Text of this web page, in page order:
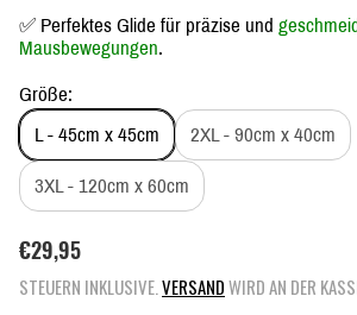
✅ Perfektes Glide für präzise und
Mausbewegungen.
Größe:
L - 45cm x 45cm
2XL - 90cm x 40cm
3XL - 120cm x 60cm
R
E
G
€29,95
STEUERN INKLUSIVE. VERSANDWIRD AN DER